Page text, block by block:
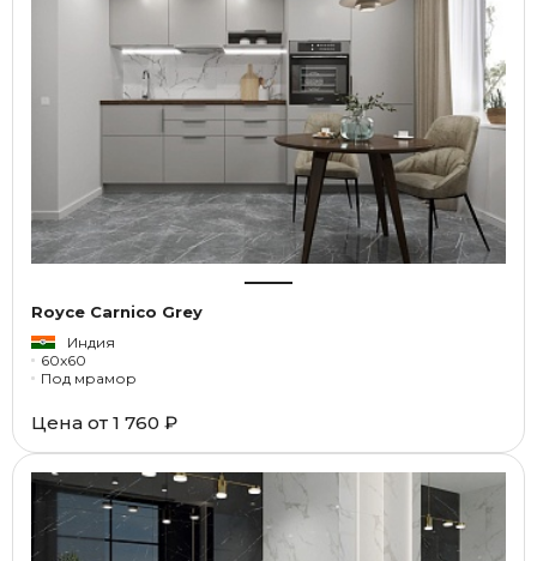
Royce Carnico Grey
Индия
60x60
Под мрамор
Цена от 1 760 ₽